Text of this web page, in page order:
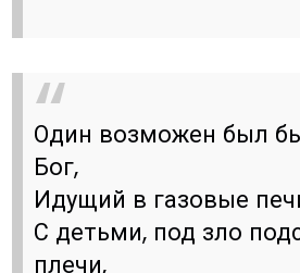
Один возможен был
Бог,
Идущий в газовые
С детьми, под зло
плечи,